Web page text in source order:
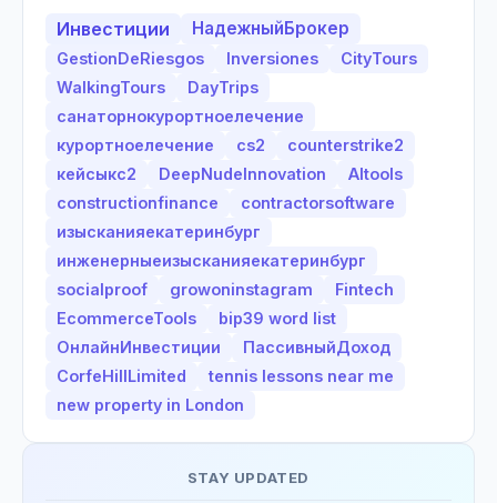
Инвестиции НадежныйБрокер
GestionDeRiesgos Inversiones
CityTours
WalkingTours
DayTrips
санаторнокурортноелечение
курортноелечение
cs2
counterstrike2
кейсыкс2
DeepNudeInnovation
AItools
constructionfinance
contractorsoftware
изысканияекатеринбург
инженерныеизысканияекатеринбург
socialproof
growoninstagram
Fintech
EcommerceTools
bip39 word list
ОнлайнИнвестиции
ПассивныйДоход
CorfeHillLimited
tennis lessons near me
new property in London
STAY UPDATED